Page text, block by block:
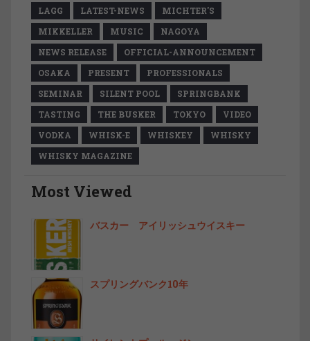
LAGG
LATEST-NEWS
MICHTER'S
MIKKELLER
MUSIC
NAGOYA
NEWS RELEASE
OFFICIAL-ANNOUNCEMENT
OSAKA
PRESENT
PROFESSIONALS
SEMINAR
SILENT POOL
SPRINGBANK
TASTING
THE BUSKER TOKYO
VIDEO
VODKA
WHISK-E WHISKEY
WHISKY
WHISKY MAGAZINE
Most Viewed
バスカー アイリッシュウイスキー
スプリングバンク10年